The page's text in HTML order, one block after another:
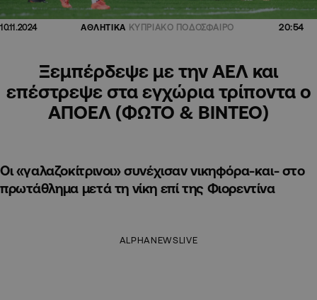
10.11.2024 ΑΘΛΗΤΙΚΑ ΚΥΠΡΙΑΚΟ ΠΟΔΟΣΦΑΙΡΟ 20:54
Ξεμπέρδεψε με την ΑΕΛ και
επέστρεψε στα εγχώρια τρίποντα ο
ΑΠΟΕΛ (ΦΩΤΟ & ΒΙΝΤΕΟ)
Οι «γαλαζοκίτρινοι» συνέχισαν νικηφόρα-και- στο
πρωτάθλημα μετά τη νίκη επί της Φιορεντίνα
ALPHANEWSLIVE